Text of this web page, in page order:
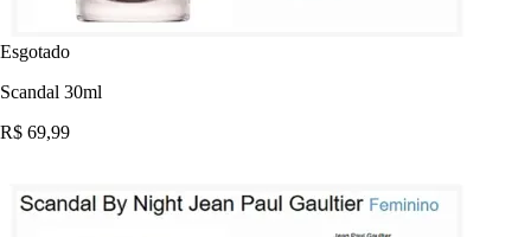
Esgotado
Scandal 30ml
R$ 69,99